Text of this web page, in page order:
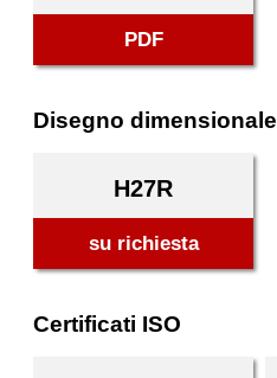
PDF
Disegno dimensionale
H27R
su richiesta
Certificati ISO